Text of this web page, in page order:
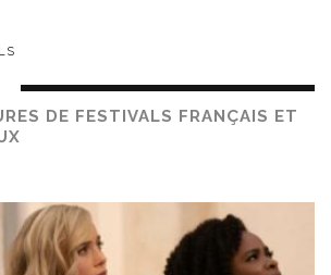
DE FESTIVALS FRANÇAIS ET